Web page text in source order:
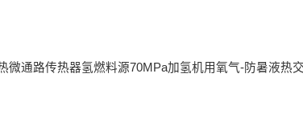
微通路传热器氢燃料源70MPa加氢机用氧气-防暑液热